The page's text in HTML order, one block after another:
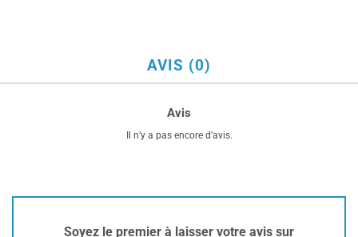
AVIS (0)
Avis
Il n’y a pas encore d’avis.
Soyez le premier à laisser votre avis sur